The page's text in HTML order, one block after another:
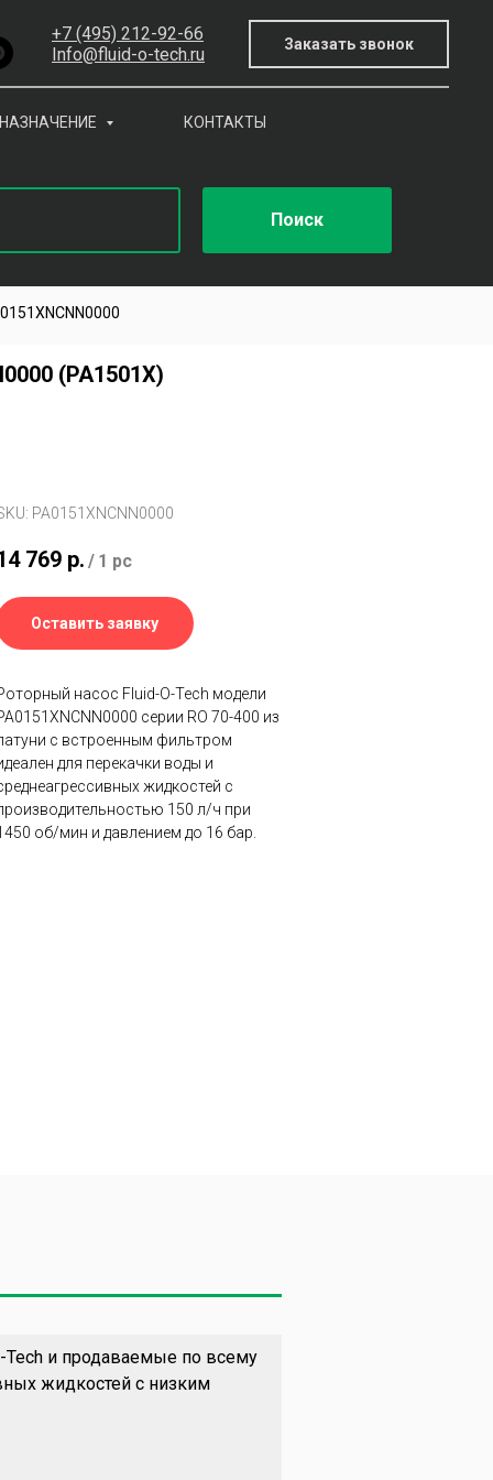
+7 (495) 212-92-66
Info@fluid-o-tech.ru
Заказать звонок
КОНТАКТЫ
Поиск
(PA1501X)
PA0151XNCNN0000
769 р. / 1 pc
Оставить заявку
насос Fluid-O-Tech модели
серии RO 70-400 из
с встроенным фильтром
для перекачки воды и
жидкостей с
150 л/ч при
об/мин и давлением до 16 бар.
и продаваемые по всему
жидкостей с низким